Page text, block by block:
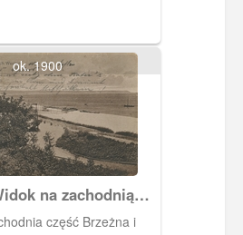
ok. 1900
na zachodnią
część Brzeżna i